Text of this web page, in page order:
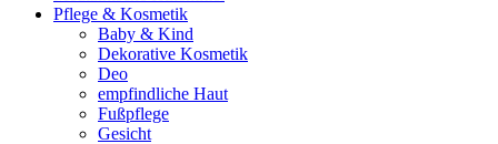
Pflege & Kosmetik
Baby & Kind
Dekorative Kosmetik
Deo
empfindliche Haut
Fußpflege
Gesicht